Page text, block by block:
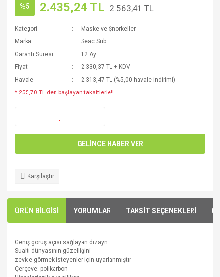
%5 2.435,24 TL 2.563,41 TL
Kategori
Maske ve Şnorkeller
Marka
Seac Sub
Garanti Süresi
12 Ay
Fiyat
2.330,37 TL + KDV
Havale
2.313,47 TL (%5,00 havale indirimi)
* 255,70 TL den başlayan taksitlerle!!
GELİNCE HABER VER
Karşılaştır
ÜRÜN BİLGİSİ YORUMLAR TAKSİT SEÇENEKLERİ
Geniş görüş açısı sağlayan dizayn
Sualtı dünyasının güzelliğini
zevkle görmek isteyenler için uyarlanmıştır
Çerçeve: polikarbon